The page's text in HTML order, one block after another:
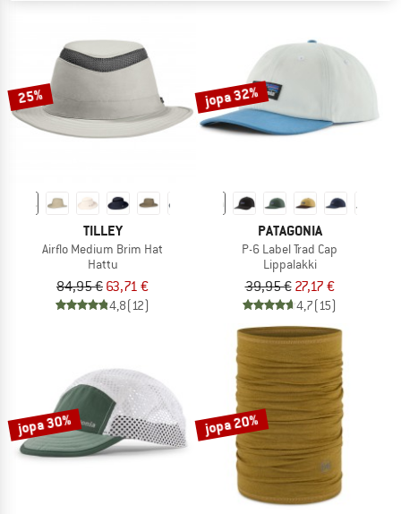
25%
TILLEY
Airflo Medium Brim Hat
Hattu
84,95 € 63,71 €
4,8(12)
jopa 32%
PATAGONIA
P-6 Label Trad Cap
Lippalakki
39,95 € 27,17 €
4,7(15)
jopa 30% jopa 20%